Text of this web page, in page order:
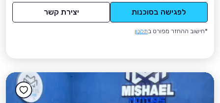
לפגישה בסוכנות יצירת קשר
*חישוב ההחזר מפורט בתקנון